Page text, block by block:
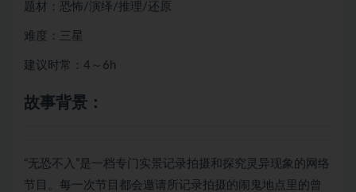
题材：恐怖/演绎/推理/还原
难度：三星
建议时常：4～6h
故事背景：
“无恐不入”是一档专门实景记录拍摄和探究灵异现象的网络
节目。每一次节目都会邀请所记录拍摄的闹鬼地点里的曾